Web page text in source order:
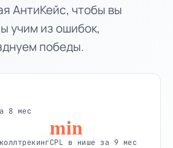
АнтиКейс, чтобы вы
учим из ошибок,
победы.
8 мес
min
CPL в нише за 9 мес